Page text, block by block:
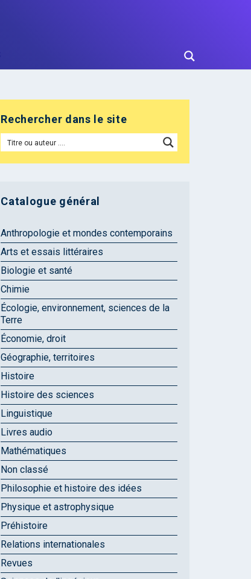
Rechercher dans le site
Catalogue général
Anthropologie et mondes contemporains
Arts et essais littéraires
Biologie et santé
Chimie
Écologie, environnement, sciences de la
Terre
Économie, droit
Géographie, territoires
Histoire
Histoire des sciences
Linguistique
Livres audio
Mathématiques
Non classé
Philosophie et histoire des idées
Physique et astrophysique
Préhistoire
Relations internationales
Revues